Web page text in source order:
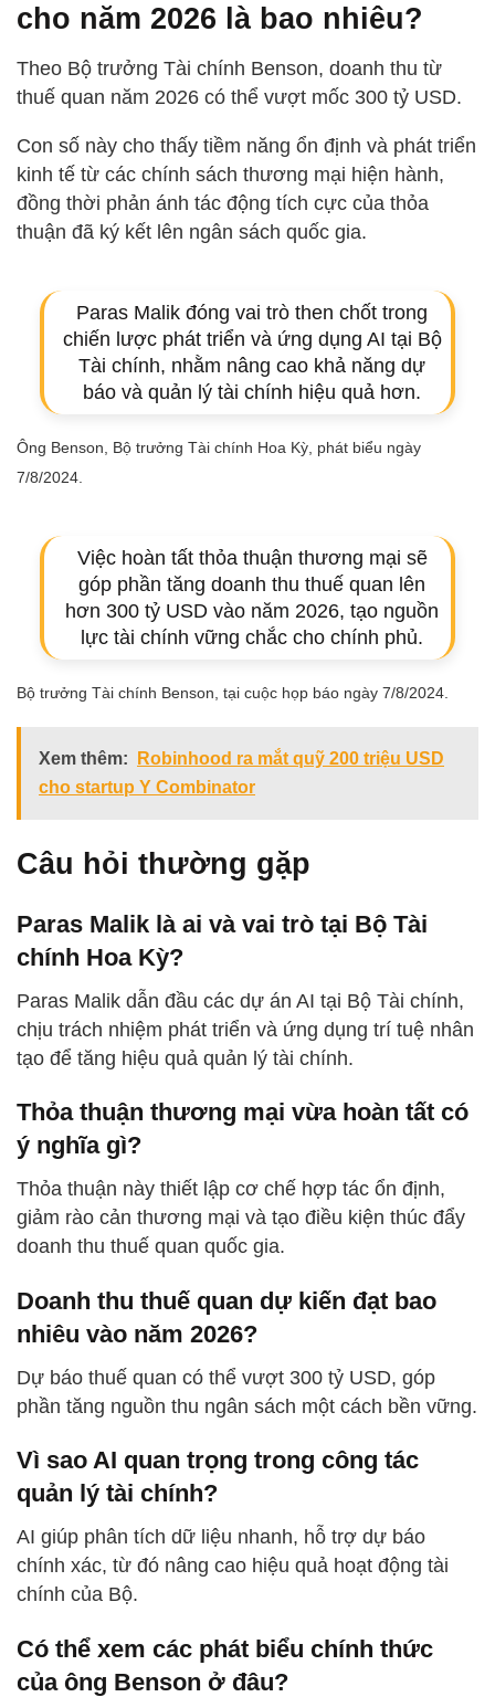
cho năm 2026 là bao nhiêu?
Theo Bộ trưởng Tài chính Benson, doanh thu từ
thuế quan năm 2026 có thể vượt mốc 300 tỷ USD.
Con số này cho thấy tiềm năng ổn định và phát triển
kinh tế từ các chính sách thương mại hiện hành,
đồng thời phản ánh tác động tích cực của thỏa
thuận đã ký kết lên ngân sách quốc gia.
Paras Malik đóng vai trò then chốt trong
chiến lược phát triển và ứng dụng AI tại Bộ
Tài chính, nhằm nâng cao khả năng dự
báo và quản lý tài chính hiệu quả hơn.
Ông Benson, Bộ trưởng Tài chính Hoa Kỳ, phát biểu ngày
7/8/2024.
Việc hoàn tất thỏa thuận thương mại sẽ
góp phần tăng doanh thu thuế quan lên
hơn 300 tỷ USD vào năm 2026, tạo nguồn
lực tài chính vững chắc cho chính phủ.
Bộ trưởng Tài chính Benson, tại cuộc họp báo ngày 7/8/2024.
Xem thêm:
Robinhood ra mắt quỹ 200 triệu USD
cho startup Y Combinator
Câu hỏi thường gặp
Paras Malik là ai và vai trò tại Bộ Tài
chính Hoa Kỳ?
Paras Malik dẫn đầu các dự án AI tại Bộ Tài chính,
chịu trách nhiệm phát triển và ứng dụng trí tuệ nhân
tạo để tăng hiệu quả quản lý tài chính.
Thỏa thuận thương mại vừa hoàn tất có
ý nghĩa gì?
Thỏa thuận này thiết lập cơ chế hợp tác ổn định,
giảm rào cản thương mại và tạo điều kiện thúc đẩy
doanh thu thuế quan quốc gia.
Doanh thu thuế quan dự kiến đạt bao
nhiêu vào năm 2026?
Dự báo thuế quan có thể vượt 300 tỷ USD, góp
phần tăng nguồn thu ngân sách một cách bền vững.
Vì sao AI quan trọng trong công tác
quản lý tài chính?
AI giúp phân tích dữ liệu nhanh, hỗ trợ dự báo
chính xác, từ đó nâng cao hiệu quả hoạt động tài
chính của Bộ.
Có thể xem các phát biểu chính thức
của ông Benson ở đâu?